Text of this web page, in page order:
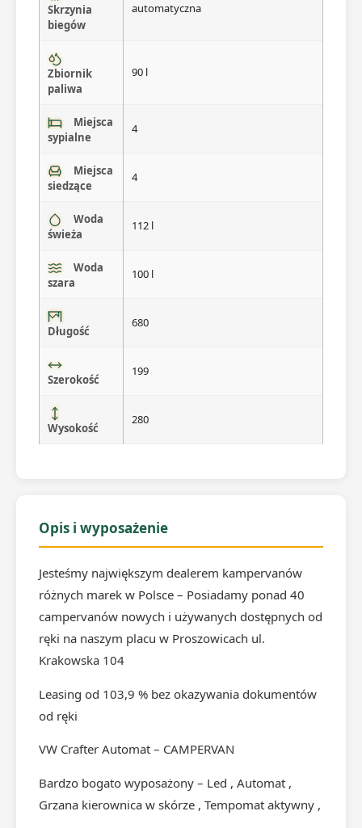
Skrzynia
biegów
automatyczna
Zbiornik
paliwa
90 l
Miejsca
sypialne
4
Miejsca
siedzące
4
Woda
świeża
112 l
Woda
szara
100 l
Długość
680
Szerokość
199
Wysokość
280
Opis i wyposażenie
Jesteśmy największym dealerem kampervanów
różnych marek w Polsce – Posiadamy ponad 40
campervanów nowych i używanych dostępnych od
ręki na naszym placu w Proszowicach ul.
Krakowska 104
Leasing od 103,9 % bez okazywania dokumentów
od ręki
VW Crafter Automat – CAMPERVAN
Bardzo bogato wyposażony – Led , Automat ,
Grzana kierownica w skórze , Tempomat aktywny ,